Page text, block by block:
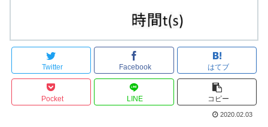
Twitter Facebook はてブ
Pocket LINE コピー
2020.02.03